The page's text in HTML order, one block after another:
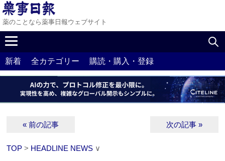
薬のことなら薬事日報ウェブサイト
新着 全カテゴリー 購読・購入・登録
« 前の記事 次の記事 »
TOP > HEADLINE NEWS ∨